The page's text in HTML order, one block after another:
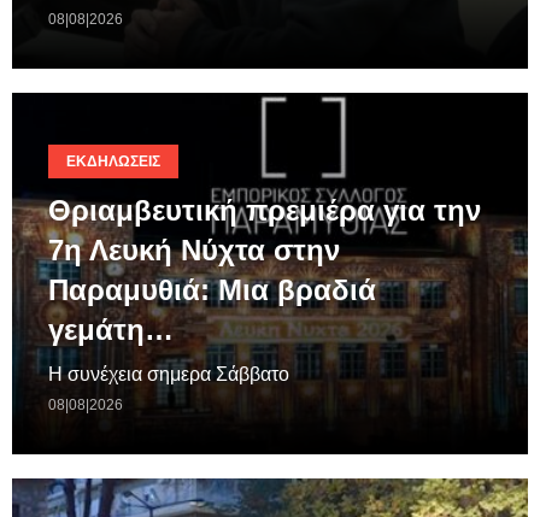
08|08|2026
ΕΚΔΗΛΏΣΕΙΣ
Θριαμβευτική πρεμιέρα για την
7η Λευκή Νύχτα στην
Παραμυθιά: Μια βραδιά
γεμάτη…
Η συνέχεια σημερα Σάββατο
08|08|2026